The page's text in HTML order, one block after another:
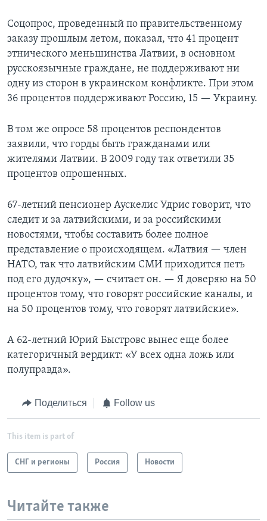
Соцопрос, проведенный по правительственному
заказу прошлым летом, показал, что 41 процент
этнического меньшинства Латвии, в основном
русскоязычные граждане, не поддерживают ни
одну из сторон в украинском конфликте. При этом
36 процентов поддерживают Россию, 15 — Украину.
В том же опросе 58 процентов респондентов
заявили, что горды быть гражданами или
жителями Латвии. В 2009 году так ответили 35
процентов опрошенных.
67-летний пенсионер Аускелис Удрис говорит, что
следит и за латвийскими, и за российскими
новостями, чтобы составить более полное
представление о происходящем. «Латвия — член
НАТО, так что латвийским СМИ приходится петь
под его дудочку», — считает он. — Я доверяю на 50
процентов тому, что говорят российские каналы, и
на 50 процентов тому, что говорят латвийские».
А 62-летний Юрий Быстровс вынес еще более
категоричный вердикт: «У всех одна ложь или
полуправда».
Поделиться Follow us
This item is part of
СНГ и регионы Россия Новости
Читайте также